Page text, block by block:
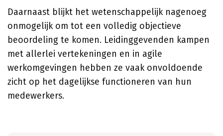
Daarnaast blijkt het wetenschappelijk nagenoeg
onmogelijk om tot een volledig objectieve
beoordeling te komen. Leidinggevenden kampen
met allerlei vertekeningen en in agile
werkomgevingen hebben ze vaak onvoldoende
zicht op het dagelijkse functioneren van hun
medewerkers.